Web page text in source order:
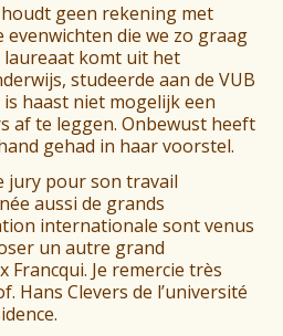
geen rekening met
die we zo graag
laureaat komt uit het
studeerde aan de VUB
haast niet mogelijk een
af te leggen. Onbewust heeft
gehad in haar voorstel.
jury pour son travail
aussi de grands
internationale sont venus
un autre grand
Francqui. Je remercie très
Hans Clevers de l’université